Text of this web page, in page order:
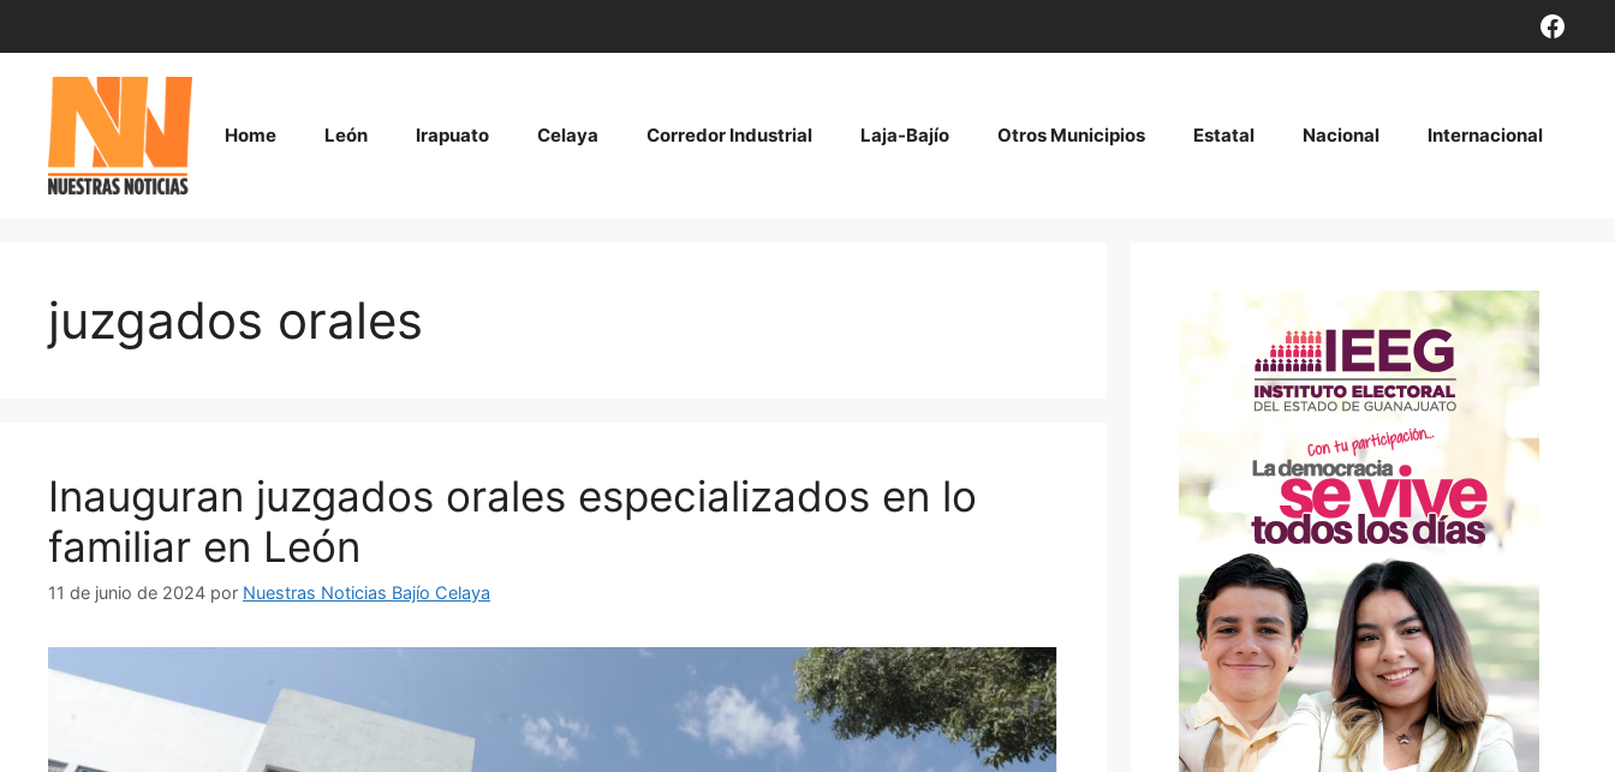
contenido
Home León Irapuato Celaya Corredor Industrial Laja-Bajío Otros Municipios Estatal Nacional Internacional
juzgados orales
Inauguran juzgados orales especializados en lo
familiar en León
11 de junio de 2024 por Nuestras Noticias Bajío Celaya